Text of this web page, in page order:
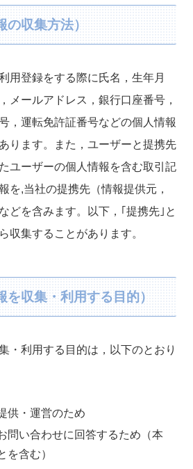
収集方法）
用登録をする際に氏名，生年月
メールアドレス，銀行口座番号，
，運転免許証番号などの個人情報
ります。また，ユーザーと提携先
ユーザーの個人情報を含む取引記
を,当社の提携先（情報提供元，
どを含みます。以下，｢提携先｣と
収集することがあります。
を収集・利用する目的）
・利用する目的は，以下のとおり
供・運営のため
問い合わせに回答するため（本
を含む）